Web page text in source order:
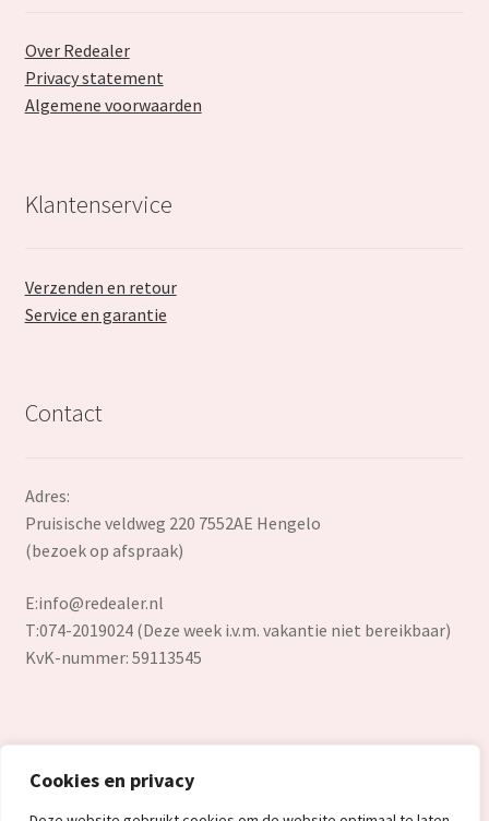
Cookies en privacy
Over Redealer
Privacy statement
Algemene voorwaarden
Klantenservice
Verzenden en retour
Service en garantie
Contact
Adres:
Pruisische veldweg 220 7552AE Hengelo
(bezoek op afspraak)
E:info@redealer.nl
T:074-2019024 (Deze week i.v.m. vakantie niet bereikbaar)
KvK-nummer: 59113545
© Redealer.nl | Gecontroleerde retourproducten en nieuwe